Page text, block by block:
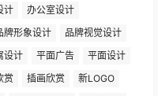
计
办公室设计
牌形象设计
品牌视觉设计
设计 平面广告
平面设计
赏 插画欣赏
新LOGO